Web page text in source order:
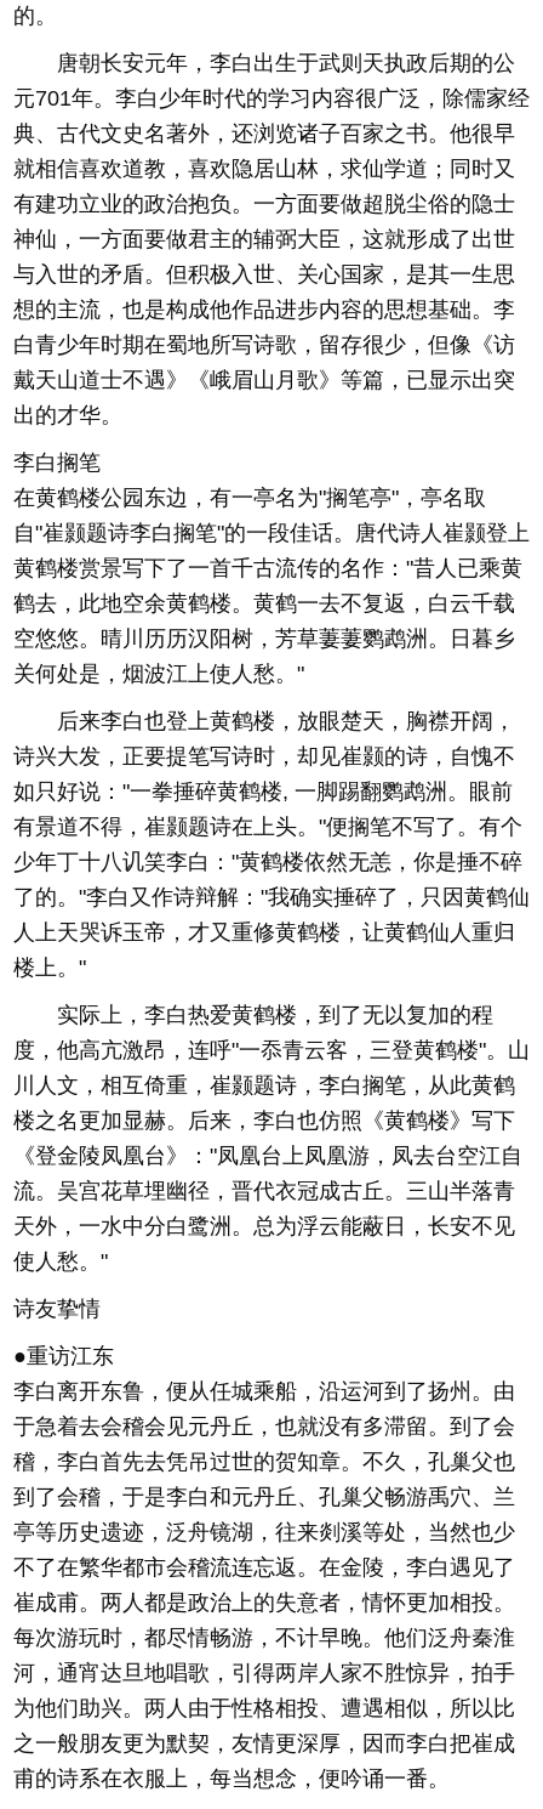
的。
唐朝长安元年，李白出生于武则天执政后期的公
元701年。李白少年时代的学习内容很广泛，除儒家经
典、古代文史名著外，还浏览诸子百家之书。他很早
就相信喜欢道教，喜欢隐居山林，求仙学道；同时又
有建功立业的政治抱负。一方面要做超脱尘俗的隐士
神仙，一方面要做君主的辅弼大臣，这就形成了出世
与入世的矛盾。但积极入世、关心国家，是其一生思
想的主流，也是构成他作品进步内容的思想基础。李
白青少年时期在蜀地所写诗歌，留存很少，但像《访
戴天山道士不遇》《峨眉山月歌》等篇，已显示出突
出的才华。
李白搁笔
在黄鹤楼公园东边，有一亭名为"搁笔亭"，亭名取
自"崔颢题诗李白搁笔"的一段佳话。唐代诗人崔颢登上
黄鹤楼赏景写下了一首千古流传的名作："昔人已乘黄
鹤去，此地空余黄鹤楼。黄鹤一去不复返，白云千载
空悠悠。晴川历历汉阳树，芳草萋萋鹦鹉洲。日暮乡
关何处是，烟波江上使人愁。"
后来李白也登上黄鹤楼，放眼楚天，胸襟开阔，
诗兴大发，正要提笔写诗时，却见崔颢的诗，自愧不
如只好说："一拳捶碎黄鹤楼, 一脚踢翻鹦鹉洲。眼前
有景道不得，崔颢题诗在上头。"便搁笔不写了。有个
少年丁十八讥笑李白："黄鹤楼依然无恙，你是捶不碎
了的。"李白又作诗辩解："我确实捶碎了，只因黄鹤仙
人上天哭诉玉帝，才又重修黄鹤楼，让黄鹤仙人重归
楼上。"
实际上，李白热爱黄鹤楼，到了无以复加的程
度，他高亢激昂，连呼"一忝青云客，三登黄鹤楼"。山
川人文，相互倚重，崔颢题诗，李白搁笔，从此黄鹤
楼之名更加显赫。后来，李白也仿照《黄鹤楼》写下
《登金陵凤凰台》："凤凰台上凤凰游，凤去台空江自
流。吴宫花草埋幽径，晋代衣冠成古丘。三山半落青
天外，一水中分白鹭洲。总为浮云能蔽日，长安不见
使人愁。"
诗友挚情
●重访江东
李白离开东鲁，便从任城乘船，沿运河到了扬州。由
于急着去会稽会见元丹丘，也就没有多滞留。到了会
稽，李白首先去凭吊过世的贺知章。不久，孔巢父也
到了会稽，于是李白和元丹丘、孔巢父畅游禹穴、兰
亭等历史遗迹，泛舟镜湖，往来剡溪等处，当然也少
不了在繁华都市会稽流连忘返。在金陵，李白遇见了
崔成甫。两人都是政治上的失意者，情怀更加相投。
每次游玩时，都尽情畅游，不计早晚。他们泛舟秦淮
河，通宵达旦地唱歌，引得两岸人家不胜惊异，拍手
为他们助兴。两人由于性格相投、遭遇相似，所以比
之一般朋友更为默契，友情更深厚，因而李白把崔成
甫的诗系在衣服上，每当想念，便吟诵一番。